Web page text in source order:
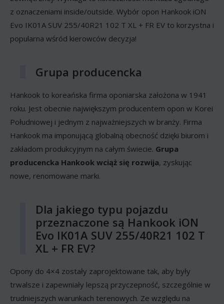
z oznaczeniami inside/outside. Wybór opon Hankook iON
Evo IK01A SUV 255/40R21 102 T XL + FR EV to korzystna i
popularna wśród kierowców decyzja!
Grupa producencka
Hankook to koreańska firma oponiarska założona w 1941
roku. Jest obecnie największym producentem opon w Korei
Południowej i jednym z najważniejszych w branży. Firma
Hankook ma imponującą globalną obecność dzięki biurom i
zakładom produkcyjnym na całym świecie. Grupa
producencka Hankook wciąż się rozwija, zyskując
nowe, renomowane marki.
Dla jakiego typu pojazdu
przeznaczone są Hankook iON
Evo IK01A SUV 255/40R21 102 T
XL + FR EV?
Opony do 4×4 zostały zaprojektowane tak, aby były
trwalsze i zapewniały lepszą przyczepność, szczególnie w
trudniejszych warunkach terenowych. Ze względu na